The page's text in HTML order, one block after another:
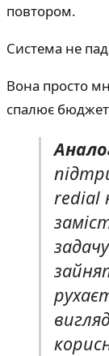
повтором.
Система не
Вона просто
спалює
redial